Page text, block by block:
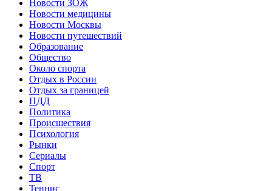
Новости ЗОЖ
Новости медицины
Новости Москвы
Новости путешествий
Образование
Общество
Около спорта
Отдых в России
Отдых за границей
ПДД
Политика
Происшествия
Психология
Рынки
Сериалы
Спорт
ТВ
Теннис